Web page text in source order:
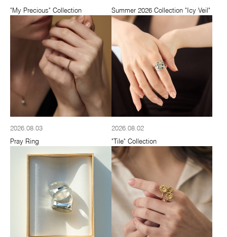
"My Precious" Collection
Summer 2026 Collection "Icy Veil"
2026.08.03
Pray Ring
2026.08.02
"Tile" Collection